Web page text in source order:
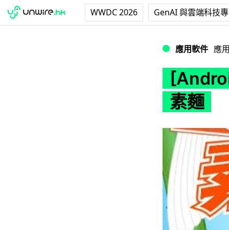
WWDC 2026 GenAI 與雲端科技
應用軟件 應
素麵